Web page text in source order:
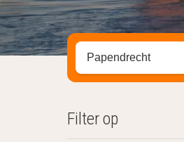
Zoek op hotel,
Filter op